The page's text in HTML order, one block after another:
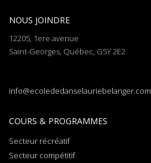
NOUS JOINDRE
12205, 1ere avenue
Saint-Georges, Québec, G5Y 2E2
info@ecolededanselauriebelanger.com
COURS & PROGRAMMES
Secteur récréatif
Secteur compétitif